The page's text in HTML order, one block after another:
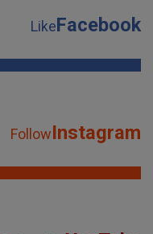
LikeFacebook
FollowInstagram